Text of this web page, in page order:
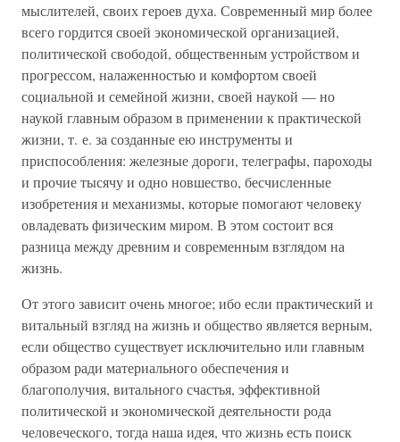
мыслителей, своих героев духа. Современный мир более
всего гордится своей экономической организацией,
политической свободой, общественным устройством и
прогрессом, налаженностью и комфортом своей
социальной и семейной жизни, своей наукой — но
наукой главным образом в применении к практической
жизни, т. е. за созданные ею инструменты и
приспособления: железные дороги, телеграфы, пароходы
и прочие тысячу и одно новшество, бесчисленные
изобретения и механизмы, которые помогают человеку
овладевать физическим миром. В этом состоит вся
разница между древним и современным взглядом на
жизнь.
От этого зависит очень многое; ибо если практический и
витальный взгляд на жизнь и общество является верным,
если общество существует исключительно или главным
образом ради материального обеспечения и
благополучия, витального счастья, эффективной
политической и экономической деятельности рода
человеческого, тогда наша идея, что жизнь есть поиск